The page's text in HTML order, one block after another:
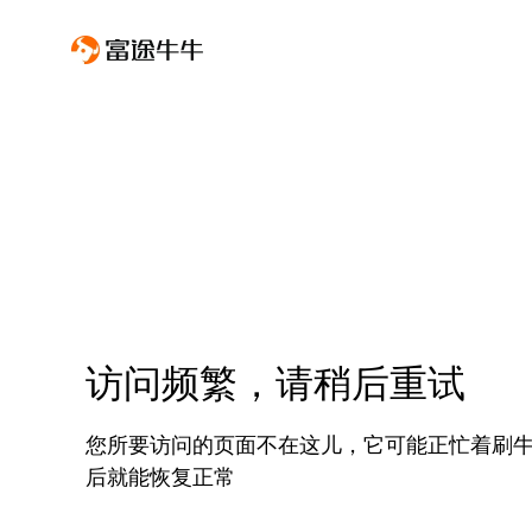
访问频繁，请稍后重试
您所要访问的页面不在这儿，它可能正忙着刷
后就能恢复正常